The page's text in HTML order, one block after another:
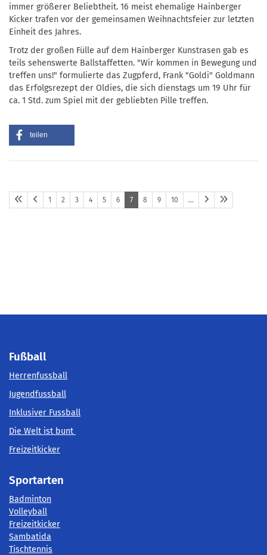
immer größerer Beliebtheit. 16 meist ehemalige Hainberger
Kicker trafen vor der gemeinsamen Weihnachtsfeier zur letzten
Einheit des Jahres.
Trotz der großen Fülle auf dem Hainberger Kunstrasen gab es
teils sehenswerte Ballstaffetten. "Wir kommen in Bewegung und
treffen uns!" formulierte das Zugpferd, Frank "Goldi" Goldmann
das Erfolgsrezept der Oldies, die sich dienstags um 19 Uhr für
ca. 1 Std. zum Spiel mit der gebliebten Pille treffen.
teilen
1 2 3 4 5 6 7 8 9 10 …
Fußball
Herrenfussball
Jugendfussball
Inklusiver Fussball
Die Welt ist bunt
Freizeitkicker
Sportarten
Badminton
Volleyball
Freizeitkicker
Sambatida
Tischtennis